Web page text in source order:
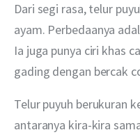
Dari segi rasa, telur
ayam. Perbedaanya
Ia juga punya ciri khas
gading ​​dengan bercak
Telur puyuh berukuran
antaranya kira-kira